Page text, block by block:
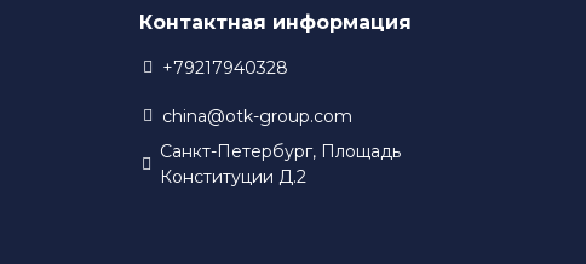
Контактная информация
+79217940328
china@otk-group.com
Санкт-Петербург, Площадь
Конституции Д.2